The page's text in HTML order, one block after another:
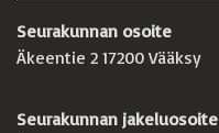
Seurakunnan osoite
Äkeentie 2 17200 Vääksy
Seurakunnan jakeluosoite